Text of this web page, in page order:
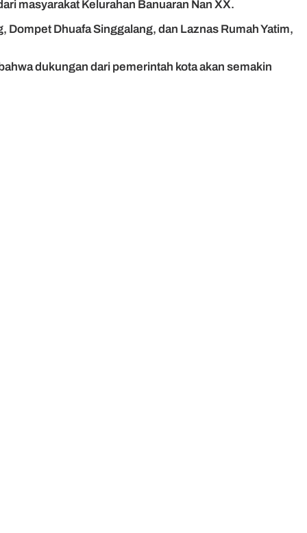
masyarakat Kelurahan Banuaran Nan XX.
Dhuafa Singgalang, dan Laznas Rumah Yatim,
dukungan dari pemerintah kota akan semakin